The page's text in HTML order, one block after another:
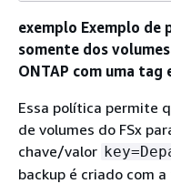
exemplo Exemplo
somente dos
ONTAP com uma tag
Essa política permite
de volumes do FSx
chave/valor
backup é criado com